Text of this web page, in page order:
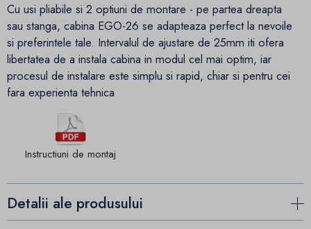
Cu usi pliabile si 2 optiuni de montare - pe partea dreapta
sau stanga, cabina EGO-26 se adapteaza perfect la nevoile
si preferintele tale. Intervalul de ajustare de 25mm iti ofera
libertatea de a instala cabina in modul cel mai optim, iar
procesul de instalare este simplu si rapid, chiar si pentru cei
fara experienta tehnica
Instructiuni de montaj
Detalii ale produsului